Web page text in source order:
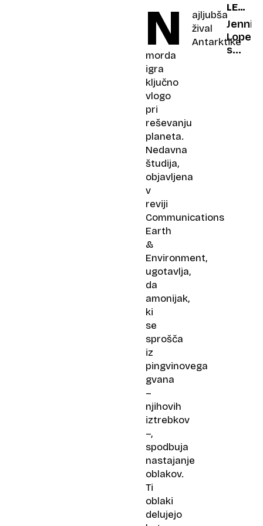
N
ajljubša
žival
Antarktike
morda
igra
ključno
vlogo
pri
reševanju
planeta.
Nedavna
študija,
objavljena
v
reviji
Communications
Earth
&
Environment,
ugotavlja,
da
amonijak,
ki
se
sprošča
iz
pingvinovega
gvana
–
njihovih
iztrebkov
–,
spodbuja
nastajanje
oblakov.
Ti
oblaki
delujejo
POLJUB
Lopez
s